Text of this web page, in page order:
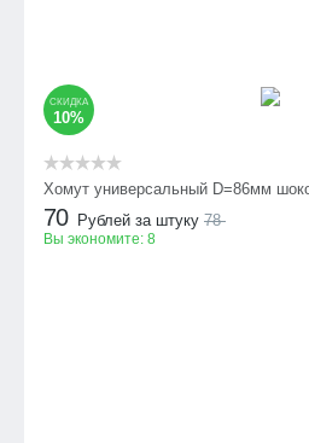
СКИДКА
10%
Хомут универсальный D=86мм
70 Рублей за штуку 78
Вы экономите: 8